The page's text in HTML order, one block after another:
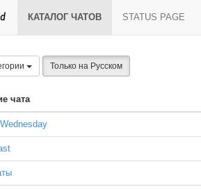
КАТАЛОГ ЧАТОВ STATUS PAGE
Только на Русском
чата